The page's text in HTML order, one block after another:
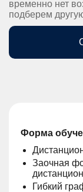
временно нет
подберем
Форма
Заочная
Гибкий